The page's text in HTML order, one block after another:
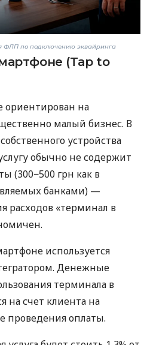
ФЛП по подключению эквайринга
(Tap to
ориентирован на
малый бизнес. В
устройства
обычно не содержит
(300−500 грн как в
банками) —
расходов «терминал в
используется
Денежные
терминала в
на счет клиента на
проведения оплаты.